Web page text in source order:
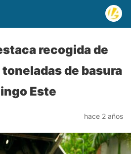
recogida de
de basura
Este
hace 2 años